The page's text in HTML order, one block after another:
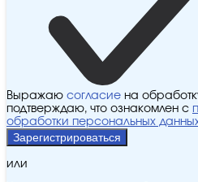
Выражаю согласие на
подтверждаю, что ознакомлен с
обработки персональных
Зарегистрироваться
или